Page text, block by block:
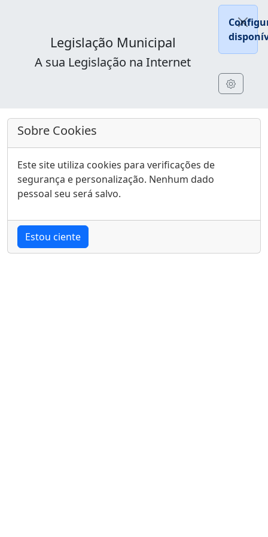
Legislação Municipal
A sua Legislação na Internet
Sobre Cookies
Este site utiliza cookies para verificações de
segurança e personalização. Nenhum dado
pessoal seu será salvo.
Estou ciente